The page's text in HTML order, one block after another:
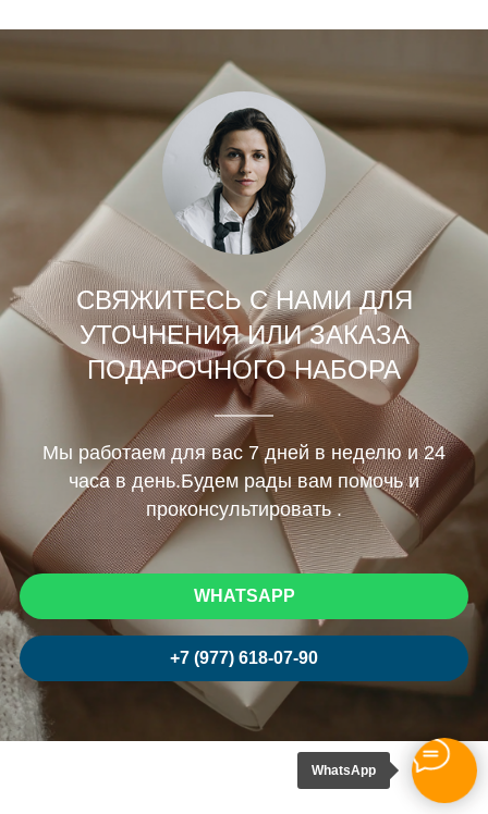
СВЯЖИТЕСЬ С НАМИ ДЛЯ
УТОЧНЕНИЯ ИЛИ ЗАКАЗА
ПОДАРОЧНОГО НАБОРА
Мы работаем для вас 7 дней в неделю и 24
часа в день.Будем рады вам помочь и
проконсультировать .
WHATSAPP
+7 (977) 618-07-90
WhatsApp